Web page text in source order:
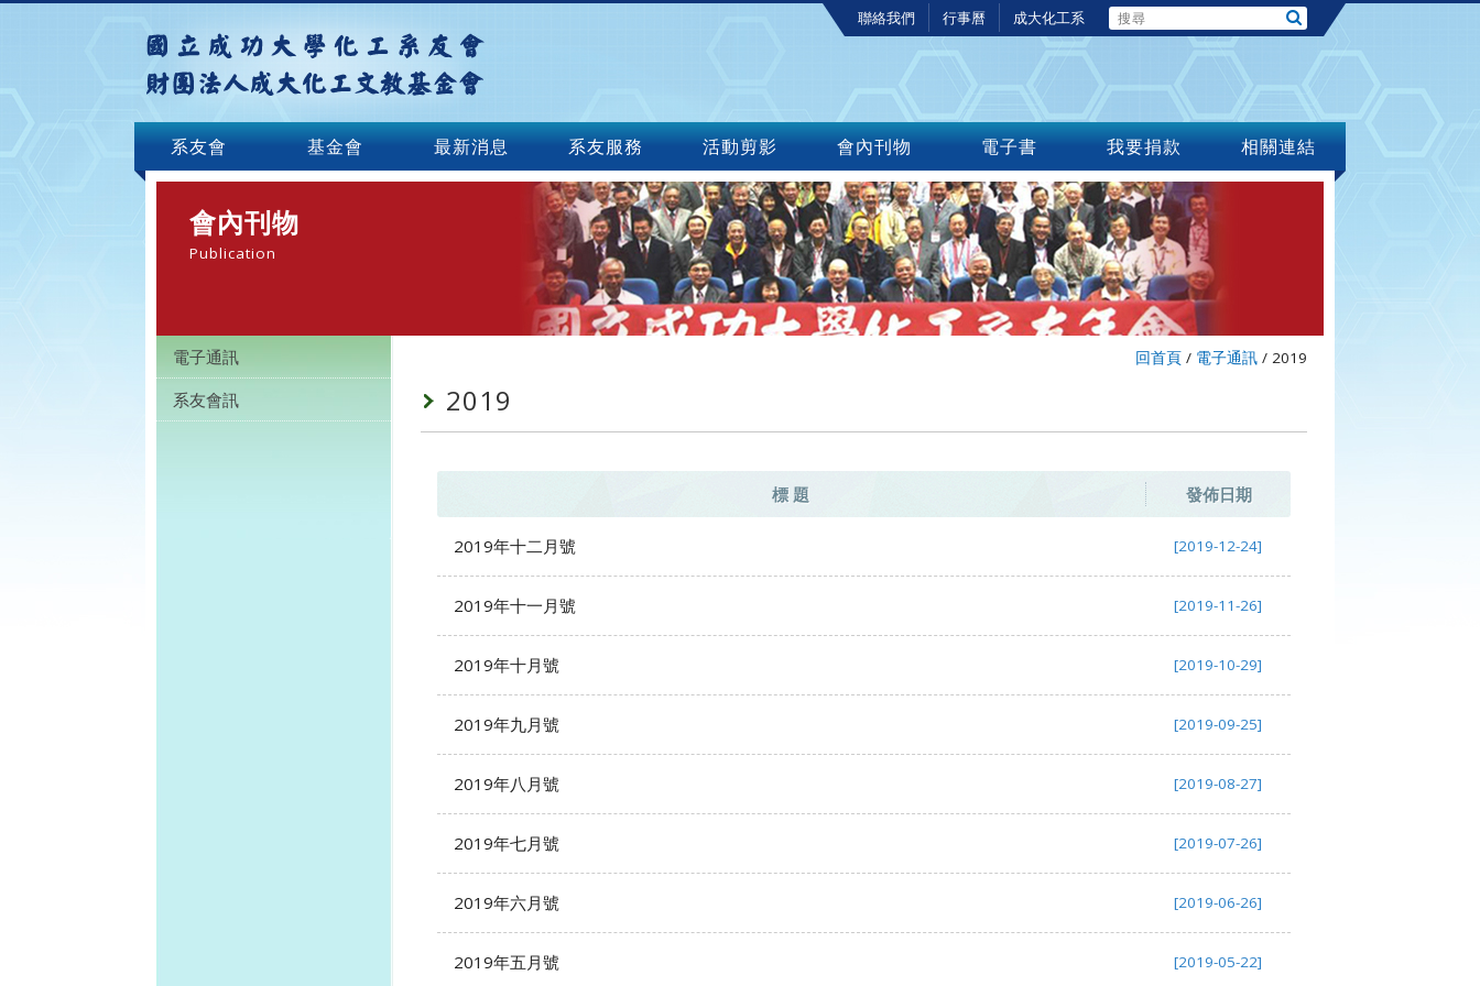
聯絡我們 行事曆 成大化工系
系友會 基金會 最新消息 系友服務 活動剪影 會內刊物 電子書 我要捐款 相關連結
會內刊物
Publication
電子通訊
系友會訊
回首頁 / 電子通訊 / 2019
2019
發佈日期
標 題
[2019-12-24]
2019年十二月號
[2019-11-26]
2019年十一月號
[2019-10-29]
2019年十月號
[2019-09-25]
2019年九月號
[2019-08-27]
2019年八月號
[2019-07-26]
2019年七月號
[2019-06-26]
2019年六月號
[2019-05-22]
2019年五月號